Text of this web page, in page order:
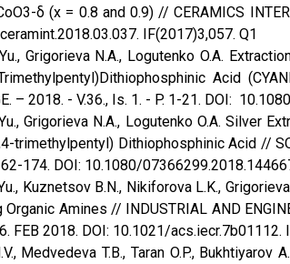
δ (x = 0.8 and 0.9) // CERAMICS
IF(2017)3,057. Q1
Grigorieva N.A., Logutenko O.A.
Acid
– 2018. - V.36., Is. 1. - P. 1-21. DOI:
Grigorieva N.A., Logutenko O.A. Silver
trimethylpentyl) Dithiophosphinic Acid //
174. DOI: 10.1080/
Kuznetsov B.N., Nikiforova L.K.,
Organic Amines // INDUSTRIAL AND
FEB 2018. DOI: 10.1021/acs.iecr.7b01112.
Medvedeva T.B., Taran O.P.,